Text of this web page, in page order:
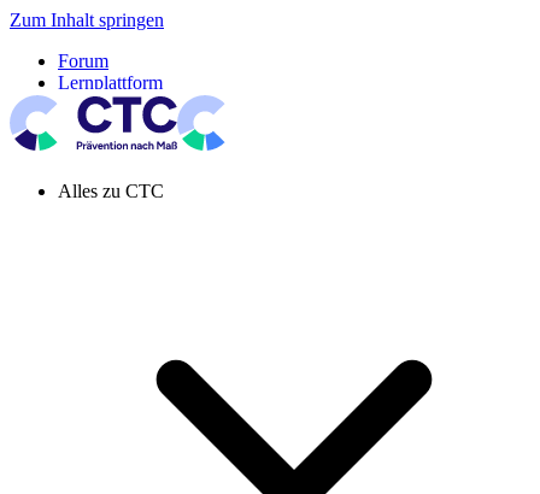
Zum Inhalt springen
Forum
Lernplattform
Pressespiegel
Newsletter
Systemeinstellung aktiv
Alles zu CTC